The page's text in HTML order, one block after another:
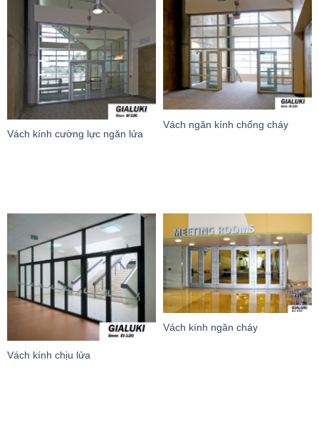
Vách kính cường lực ngăn lửa
Vách ngăn kính chống cháy
Vách kính chịu lửa
Vách kính ngăn cháy